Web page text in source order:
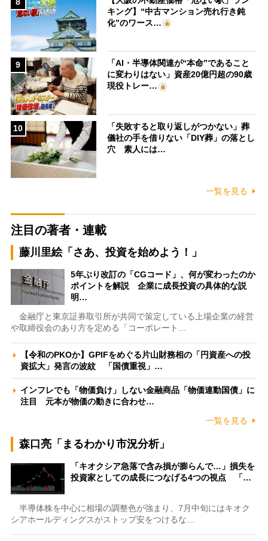
キング】“中古マンション売れ行き鈍
化”のワース…
9
「AI・半導体関連が“本命”であること
に変わりはない」資産20億円超の90歳
現役トレー…
10
「失敗すると取り返しがつかない」葬
儀社の手を借りない「DIY葬」の落とし
穴 素人には…
一覧を見る
注目の著者・連載
藤川里絵「さあ、投資を始めよう！」
5年ぶり改訂の「CGコード」、何が変わったのか
ポイントを解説 企業に成長投資の具体的な説
明…
金融庁と東京証券取引所が共同で策定している上場企業の経営
や取締役会のあり方を定める「コーポレート…
【令和のPKOか】GPIFをめぐる片山財務相の「円資産への投
資拡大」発言の波紋 「国債重視」…
インフレでも「物価負け」しない金融商品「物価連動国債」に
注目 元本が物価の動きに合わせ…
一覧を見る
森口亮「まるわかり市況分析」
「キオクシア急落で含み損が膨らんで…」損失を
投資家としての成長につなげる4つの視点 「…
半導体株を中心に相場の調整色が強まり、7月中旬にはキオク
シアホールディングスがストップ安をつけるな…